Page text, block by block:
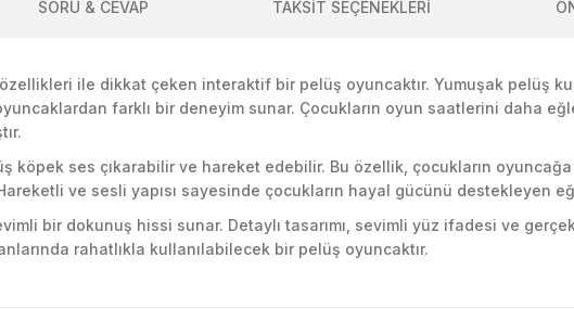
SORU & CEVAP TAKSİT SEÇENEKLERİ
ile dikkat çeken interaktif bir pelüş oyuncaktır. Yumuşak pelüş
farklı bir deneyim sunar. Çocukların oyun saatlerini daha
köpek ses çıkarabilir ve hareket edebilir. Bu özellik, çocukların
ve sesli yapısı sayesinde çocukların hayal gücünü destekleyen
bir dokunuş hissi sunar. Detaylı tasarımı, sevimli yüz ifadesi ve
rahatlıkla kullanılabilecek bir pelüş oyuncaktır.